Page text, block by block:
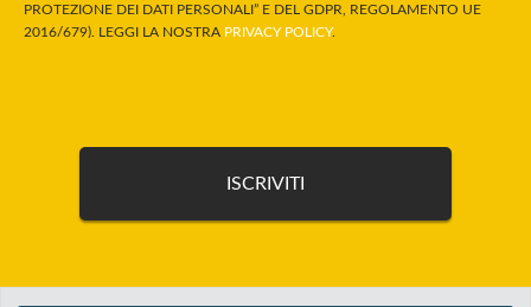
PROTEZIONE DEI DATI PERSONALI” E DEL GDPR, REGOLAMENTO UE
2016/679). LEGGI LA NOSTRA PRIVACY POLICY.